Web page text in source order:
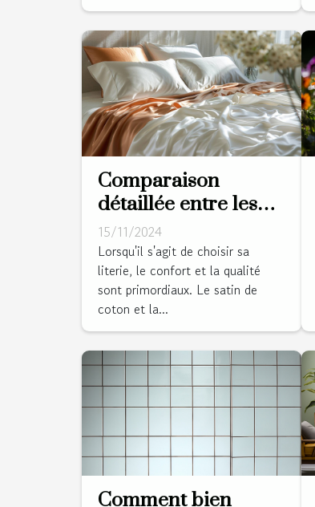
Comparaison
détaillée entre les
tissus de lit en satin
de coton et percale
15/11/2024
Lorsqu'il s'agit de choisir sa
literie, le confort et la qualité
sont primordiaux. Le satin de
coton et la...
Comment bien